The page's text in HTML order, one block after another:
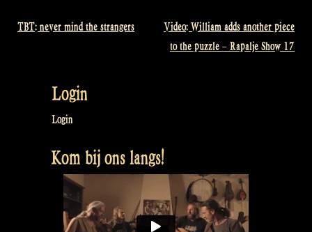
Bericht
TBT: never mind the strangers
Video: William adds another piece
to the puzzle – Rapalje Show 17
Login
Login
Kom bij ons langs!